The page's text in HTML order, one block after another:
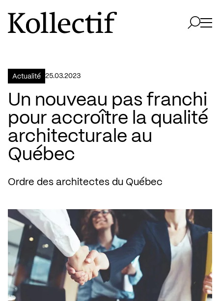
Aller à la page d'accueil
Logo Kollectif
Actualité 25.03.2023
Un nouveau pas franchi
pour accroître la qualité
architecturale au
Québec
Ordre des architectes du Québec